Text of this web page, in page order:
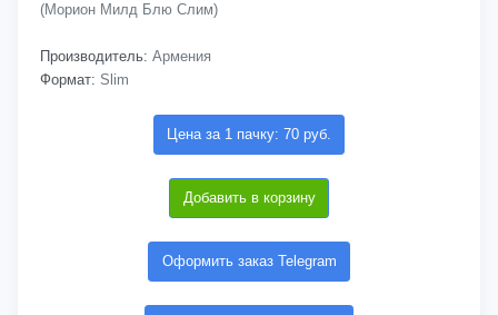
(Морион Милд Блю Слим)
Производитель: Армения
Формат: Slim
Цена за 1 пачку: 70 руб.
Добавить в корзину
Оформить заказ Telegram